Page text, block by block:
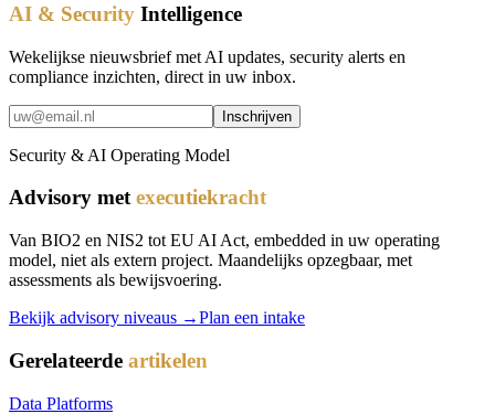
AI & Security Intelligence
Wekelijkse nieuwsbrief met AI updates, security alerts en
compliance inzichten, direct in uw inbox.
Inschrijven
Security & AI Operating Model
Advisory metexecutiekracht
Van BIO2 en NIS2 tot EU AI Act, embedded in uw operating
model, niet als extern project. Maandelijks opzegbaar, met
assessments als bewijsvoering.
Bekijk advisory niveaus →Plan een intake
Gerelateerde artikelen
Data Platforms